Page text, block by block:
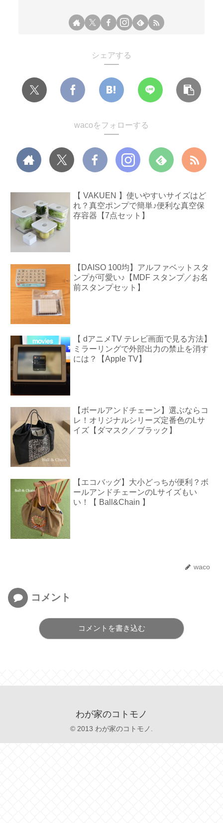
シェアする
wacoをフォローする
【 VAKUEN 】使いやすいサイズはど
れ？真空ポンプで簡単♪便利な真空保
存容器【7点セット】
【DAISO 100均】アルファベットスタ
ンプが可愛い♪【MDF スタンプ／お名
前スタンプセット】
【 dアニメTV テレビ画面で見る方法】
ミラーリングで外部出力の禁止を消す
には？【Apple TV】
【ボールアンドチェーン】選ぶならコ
レ！オリジナルシリーズ定番色のLサ
イズ【ダマスク／ブラック】
【エコバッグ】大小どっちが便利？ボ
ールアンドチェーンのLサイズもい
い！【 Ball&Chain 】
waco
コメント
コメントを書き込む
わが家のコトモノ
© 2013 わが家のコトモノ.